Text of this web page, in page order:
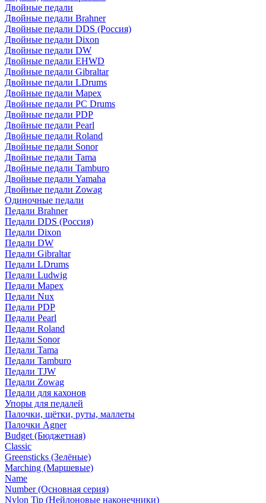
Двойные педали
Двойные педали Brahner
Двойные педали DDS (Россия)
Двойные педали Dixon
Двойные педали DW
Двойные педали EHWD
Двойные педали Gibraltar
Двойные педали LDrums
Двойные педали Mapex
Двойные педали PC Drums
Двойные педали PDP
Двойные педали Pearl
Двойные педали Roland
Двойные педали Sonor
Двойные педали Tama
Двойные педали Tamburo
Двойные педали Yamaha
Двойные педали Zowag
Одиночные педали
Педали Brahner
Педали DDS (Россия)
Педали Dixon
Педали DW
Педали Gibraltar
Педали LDrums
Педали Ludwig
Педали Mapex
Педали Nux
Педали PDP
Педали Pearl
Педали Roland
Педали Sonor
Педали Tama
Педали Tamburo
Педали TJW
Педали Zowag
Педали для кахонов
Упоры для педалей
Палочки, щётки, руты, маллеты
Палочки Agner
Budget (Бюджетная)
Classic
Greensticks (Зелёные)
Marching (Маршевые)
Name
Number (Основная серия)
Nylon Tip (Нейлоновые наконечники)